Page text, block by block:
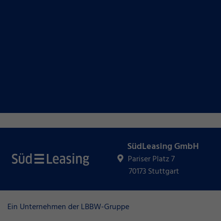
SüdLeasing GmbH
Pariser Platz 7
70173 Stuttgart
Ein Unternehmen der LBBW-Gruppe